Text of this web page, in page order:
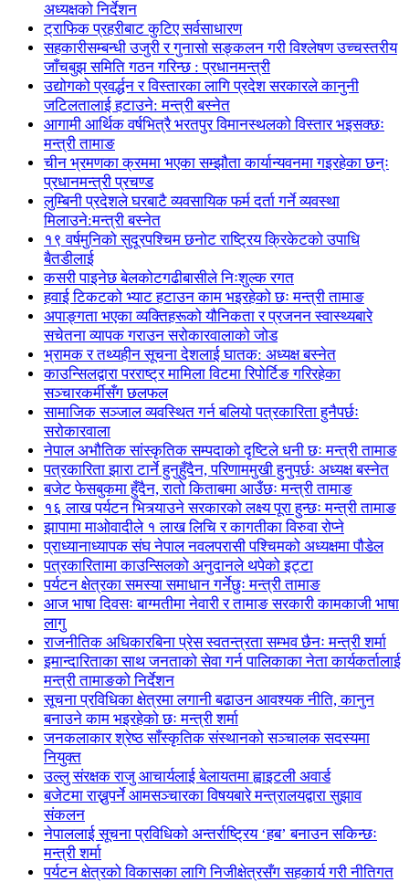
अध्यक्षको निर्देशन
ट्राफिक प्रहरीबाट कुटिए सर्वसाधारण
सहकारीसम्बन्धी उजुरी र गुनासो सङ्कलन गरी विश्लेषण उच्चस्तरीय
जाँचबुझ समिति गठन गरिन्छ : प्रधानमन्त्री
उद्योगको प्रवर्द्धन र विस्तारका लागि प्रदेश सरकारले कानुनी
जटिलतालाई हटाउने: मन्त्री बस्नेत
आगामी आर्थिक वर्षभित्रै भरतपुर विमानस्थलको विस्तार भइसक्छः
मन्त्री तामाङ
चीन भ्रमणका क्रममा भएका सम्झौता कार्यान्यवनमा गइरहेका छन्ः
प्रधानमन्त्री प्रचण्ड
लुम्बिनी प्रदेशले घरबाटै व्यवसायिक फर्म दर्ता गर्ने व्यवस्था
मिलाउने:मन्त्री बस्नेत
१९ वर्षमुनिको सुदूरपश्चिम छनोट राष्ट्रिय क्रिकेटको उपाधि
बैतडीलाई
कसरी पाइनेछ बेलकोटगढीबासीले निःशुल्क रगत
हवाई टिकटको भ्याट हटाउन काम भइरहेको छः मन्त्री तामाङ
अपाङ्गता भएका व्यक्तिहरूको यौनिकता र प्रजनन स्वास्थ्यबारे
सचेतना व्यापक गराउन सरोकारवालाको जोड
भ्रामक र तथ्यहीन सूचना देशलाई घातक: अध्यक्ष बस्नेत
काउन्सिलद्वारा परराष्ट्र मामिला विटमा रिपोर्टिङ गरिरहेका
सञ्चारकर्मीसँग छलफल
सामाजिक सञ्जाल व्यवस्थित गर्न बलियो पत्रकारिता हुनैपर्छः
सरोकारवाला
नेपाल अभौतिक सांस्कृतिक सम्पदाको दृष्टिले धनी छः मन्त्री तामाङ
पत्रकारिता झारा टार्ने हुनुहुँदैन, परिणाममुखी हुनुपर्छः अध्यक्ष बस्नेत
बजेट फेसबुकमा हुँदैन, रातो किताबमा आउँछः मन्त्री तामाङ
१६ लाख पर्यटन भित्र्याउने सरकारको लक्ष्य पूरा हुन्छः मन्त्री तामाङ
झापामा माओवादीले १ लाख लिचि र कागतीका विरुवा रोप्ने
प्राध्यानाध्यापक संघ नेपाल नवलपरासी पश्चिमको अध्यक्षमा पौडेल
पत्रकारितामा काउन्सिलको अनुदानले थपेको इट्टा
पर्यटन क्षेत्रका समस्या समाधान गर्नेछुः मन्त्री तामाङ
आज भाषा दिवसः बाग्मतीमा नेवारी र तामाङ सरकारी कामकाजी भाषा
लागु
राजनीतिक अधिकारबिना प्रेस स्वतन्त्रता सम्भव छैनः मन्त्री शर्मा
इमान्दारिताका साथ जनताकाे सेवा गर्न पालिकाका नेता कार्यकर्तालाई
मन्त्री तामाङको निर्देशन
सूचना प्रविधिका क्षेत्रमा लगानी बढाउन आवश्यक नीति, कानुन
बनाउने काम भइरहेको छः मन्त्री शर्मा
जनकलाकार श्रेष्ठ साँस्कृतिक संस्थानको सञ्चालक सदस्यमा
नियुक्त
उल्लु संरक्षक राजु आचार्यलाई बेलायतमा ह्वाइटली अवार्ड
बजेटमा राख्नुपर्ने आमसञ्चारका विषयबारे मन्त्रालयद्वारा सुझाव
संकलन
नेपाललाई सूचना प्रविधिको अन्तर्राष्ट्रिय ‘हब’ बनाउन सकिन्छः
मन्त्री शर्मा
पर्यटन क्षेत्रको विकासका लागि निजीक्षेत्रसँग सहकार्य गरी नीतिगत